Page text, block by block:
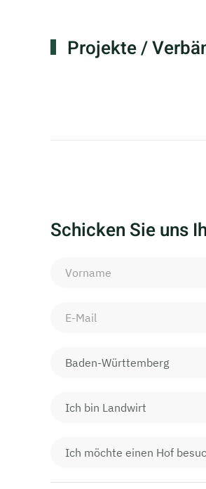
Projekte /
Schicken Sie uns